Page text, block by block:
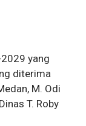
yang
diterima
M. Odi
T. Roby